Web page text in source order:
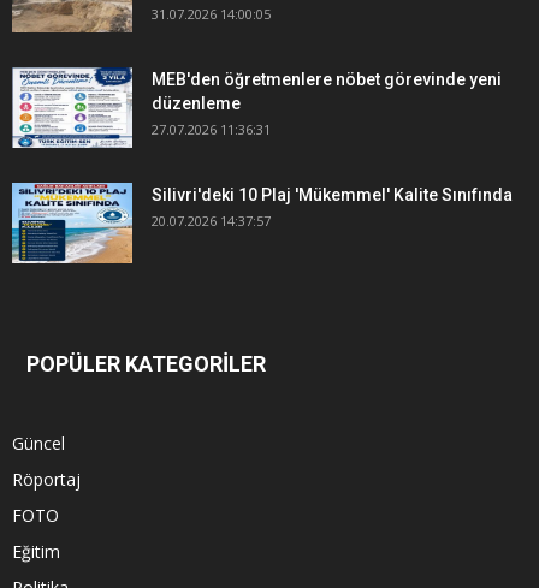
31.07.2026 14:00:05
MEB'den öğretmenlere nöbet görevinde yeni
düzenleme
27.07.2026 11:36:31
Silivri'deki 10 Plaj 'Mükemmel' Kalite Sınıfında
20.07.2026 14:37:57
POPÜLER KATEGORİLER
Güncel
Röportaj
FOTO
Eğitim